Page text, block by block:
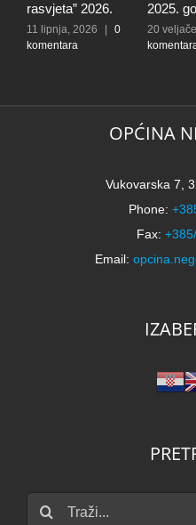
rasvjeta” 2026.
11 lipnja, 2026
0
komentara
2025.
20
OPĆINA
Vukovarska 7,
Phone:
Fax:
Email:
Traži...